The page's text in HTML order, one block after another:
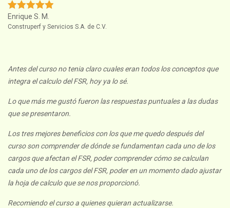
Enrique S. M.
Construperf y Servicios S.A. de C.V.
Antes del curso no tenia claro cuales eran todos los conceptos que
integra el calculo del FSR, hoy ya lo sé.
Lo que más me gustó fueron las respuestas puntuales a las dudas
que se presentaron.
Los tres mejores beneficios con los que me quedo después del
curso son comprender de dónde se fundamentan cada uno de los
cargos que afectan el FSR, poder comprender cómo se calculan
cada uno de los cargos del FSR, poder en un momento dado ajustar
la hoja de calculo que se nos proporcionó.
Recomiendo el curso a quienes quieran actualizarse.